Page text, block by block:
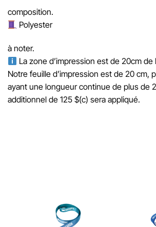
composition.
Polyester
à noter.
La zone d’impression est de 20cm
Notre feuille d’impression est de 20 cm,
ayant une longueur continue de plus de
additionnel de 125 $(c) sera appliqué.